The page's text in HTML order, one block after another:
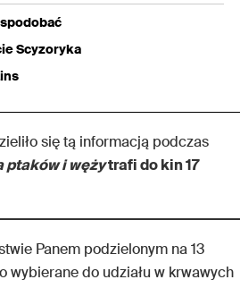
Scyzoryka
się tą informacją podczas
ptaków i wężytrafi do kin 17
Panem podzielonym na 13
wybierane do udziału w krwawych